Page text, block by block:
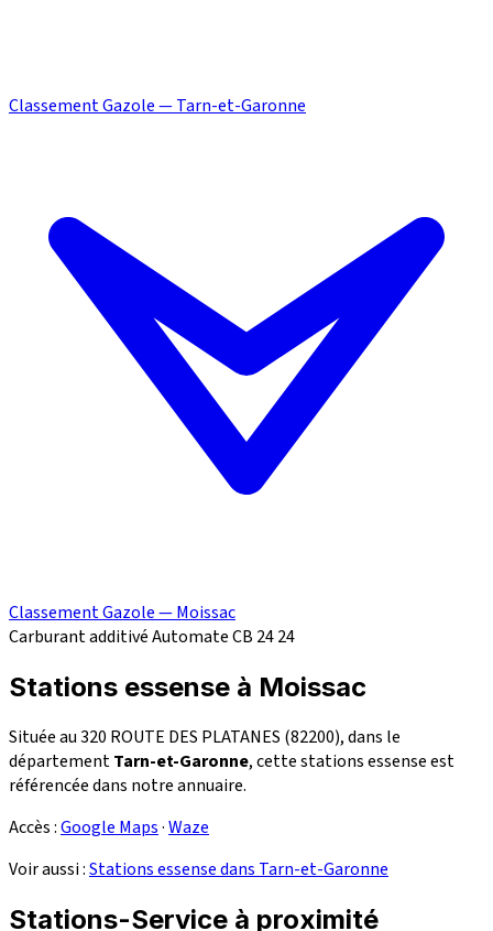
Classement Gazole — Tarn-et-Garonne
Classement Gazole — Moissac
Carburant additivéAutomate CB 2424
Stations essense à Moissac
Située au 320 ROUTE DES PLATANES (82200), dans le
départementTarn-et-Garonne, cette stations essense est
référencée dans notre annuaire.
Accès :Google Maps·Waze
Voir aussi :Stations essense dans Tarn-et-Garonne
Stations-Service à proximité